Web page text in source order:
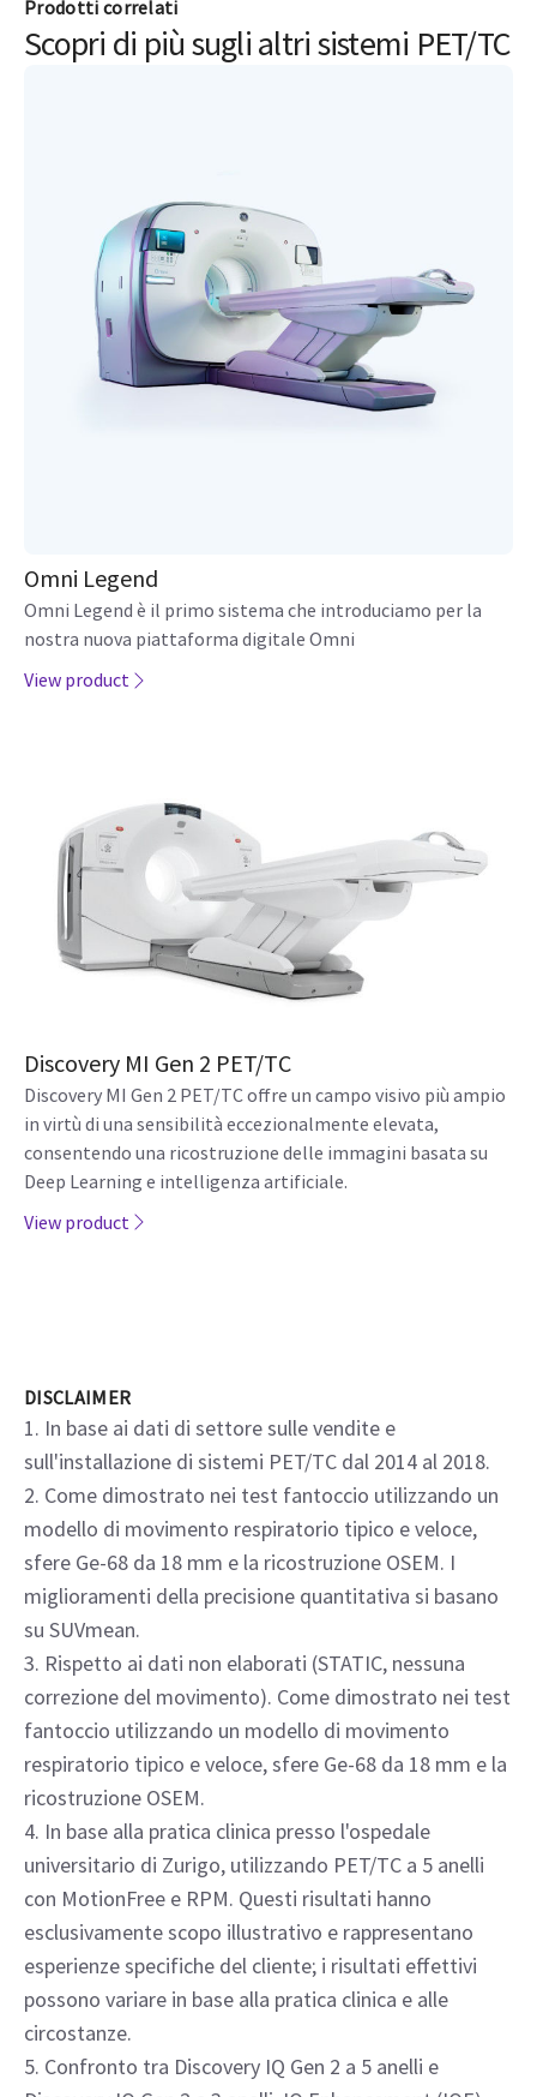
esposizione alle radiazioni
al mese
Prodotti correlati
Scopri di più sugli altri sistemi PET/TC
Omni Legend è il primo sistema che introduciamo per la
nostra nuova piattaforma digitale Omni
View product
Deep Learning e intelligenza artificiale.
View product
DISCLAIMER
1. In base ai dati di settore sulle vendite e
sull'installazione di sistemi PET/TC dal 2014 al 2018.
2. Come dimostrato nei test fantoccio utilizzando un
modello di movimento respiratorio tipico e veloce,
sfere Ge-68 da 18 mm e la ricostruzione OSEM. I
miglioramenti della precisione quantitativa si basano
su SUVmean.
3. Rispetto ai dati non elaborati (STATIC, nessuna
correzione del movimento). Come dimostrato nei test
fantoccio utilizzando un modello di movimento
respiratorio tipico e veloce, sfere Ge-68 da 18 mm e la
ricostruzione OSEM.
4. In base alla pratica clinica presso l'ospedale
universitario di Zurigo, utilizzando PET/TC a 5 anelli